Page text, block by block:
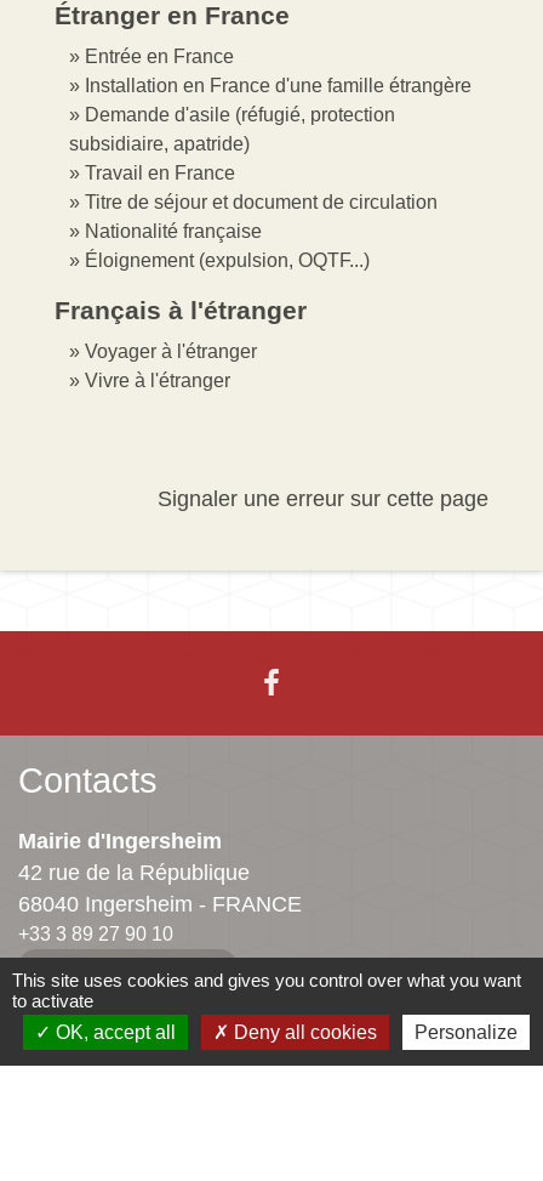
Étranger en France
Entrée en France
Installation en France d'une famille étrangère
Demande d'asile (réfugié, protection
subsidiaire, apatride)
Travail en France
Titre de séjour et document de circulation
Nationalité française
Éloignement (expulsion, OQTF...)
Français à l'étranger
Voyager à l'étranger
Vivre à l'étranger
Signaler une erreur sur cette page
Contacts
Mairie d'Ingersheim
42 rue de la République
68040 Ingersheim - FRANCE
+33 3 89 27 90 10
Contact par formulaire
Jumelages
This site uses cookies and gives you control over what you want
to activate
OK, accept all
Deny all cookies Personalize